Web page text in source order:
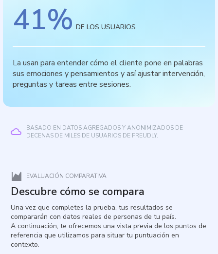
41% DE LOS USUARIOS
La usan para entender cómo el cliente pone en palabras
sus emociones y pensamientos y así ajustar intervención,
preguntas y tareas entre sesiones.
BASADO EN DATOS AGREGADOS Y ANONIMIZADOS DE
DECENAS DE MILES DE USUARIOS DE FREUDLY.
EVALUACIÓN COMPARATIVA
Descubre cómo se compara
Una vez que completes la prueba, tus resultados se
compararán con datos reales de personas de tu país.
A continuación, te ofrecemos una vista previa de los puntos de
referencia que utilizamos para situar tu puntuación en
contexto.